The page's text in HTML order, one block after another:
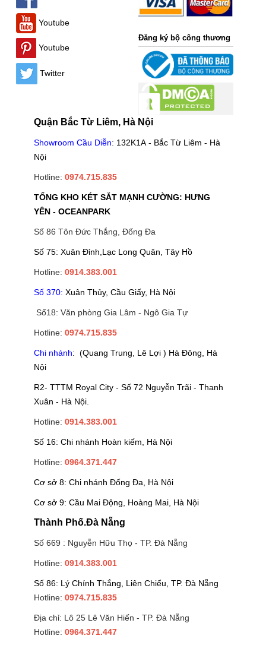
Youtube
Youtube
Twitter
Đăng ký bộ công thương
Quận Bắc Từ Liêm, Hà Nội
Showroom Cầu Diễn: 132K1A - Bắc Từ Liêm - Hà
Nội
Hotline: 0974.715.835
TỔNG KHO KÉT SẮT MẠNH CƯỜNG: HƯNG
YÊN - OCEANPARK
Số 86 Tôn Đức Thắng, Đống Đa
Số 75: Xuân Đỉnh,Lạc Long Quân, Tây Hồ
Hotline: 0914.383.001
Số 370: Xuân Thủy, Cầu Giấy, Hà Nội
Số18: Văn phòng Gia Lâm - Ngô Gia Tự
Hotline: 0974.715.835
Chi nhánh: (Quang Trung, Lê Lợi ) Hà Đông, Hà
Nội
R2- TTTM Royal City - Số 72 Nguyễn Trãi - Thanh
Xuân - Hà Nội.
Hotline: 0914.383.001
Số 16: Chi nhánh Hoàn kiếm, Hà Nội
Hotline: 0964.371.447
Cơ sở 8: Chi nhánh Đống Đa, Hà Nội
Cơ sở 9: Cầu Mai Động, Hoàng Mai, Hà Nội
Thành Phố.Đà Nẵng
Số 669 : Nguyễn Hữu Thọ - TP. Đà Nẵng
Hotline: 0914.383.001
Số 86: Lý Chính Thắng, Liên Chiểu, TP. Đà Nẵng
Hotline: 0974.715.835
Địa chỉ: Lô 25 Lê Văn Hiến - TP. Đà Nẵng
Hotline: 0964.371.447